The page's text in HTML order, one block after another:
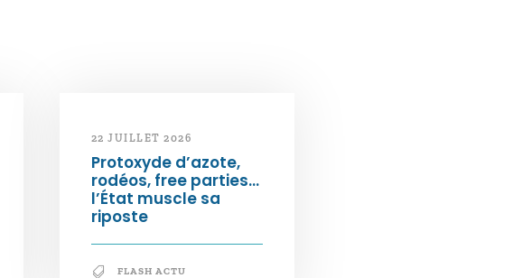
22 JUILLET 2026
Protoxyde d’azote,
rodéos, free parties…
l’État muscle sa
riposte
FLASH ACTU